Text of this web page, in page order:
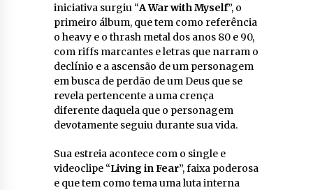
iniciativa surgiu “A War with Myself”, o
primeiro álbum, que tem como referência
o heavy e o thrash metal dos anos 80 e 90,
com riffs marcantes e letras que narram o
declínio e a ascensão de um personagem
em busca de perdão de um Deus que se
revela pertencente a uma crença
diferente daquela que o personagem
devotamente seguiu durante sua vida.
Sua estreia acontece com o single e
videoclipe “Living in Fear”, faixa poderosa
e que tem como tema uma luta interna